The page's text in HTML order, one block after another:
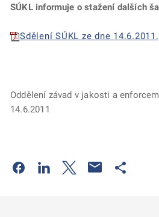
SÚKL informuje o stažení dalších
Sdělení SÚKL ze dne
Oddělení závad v jakosti a
14.6.2011
Odkaz se otevře na nové kartě
Odkaz se otevře na
Odkaz se otevře